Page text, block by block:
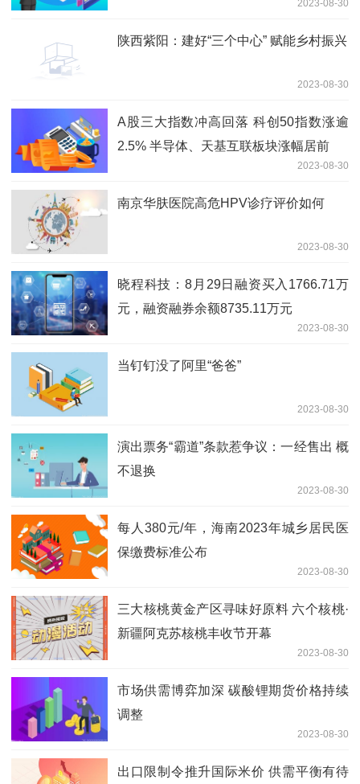
2023-08-30
陕西紫阳：建好“三个中心” 赋能乡村振兴
2023-08-30
A股三大指数冲高回落 科创50指数涨逾
2.5% 半导体、天基互联板块涨幅居前
2023-08-30
南京华肤医院高危HPV诊疗评价如何
2023-08-30
晓程科技：8月29日融资买入1766.71万
元，融资融券余额8735.11万元
2023-08-30
当钉钉没了阿里“爸爸”
2023-08-30
演出票务“霸道”条款惹争议：一经售出 概
不退换
2023-08-30
每人380元/年，海南2023年城乡居民医
保缴费标准公布
2023-08-30
三大核桃黄金产区寻味好原料 六个核桃·
新疆阿克苏核桃丰收节开幕
2023-08-30
市场供需博弈加深 碳酸锂期货价格持续
调整
2023-08-30
出口限制令推升国际米价 供需平衡有待